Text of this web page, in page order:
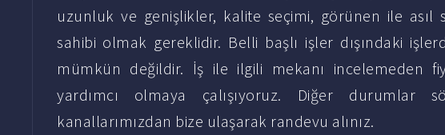
uzunluk ve genişlikler, kalite seçimi, görünen ile asıl
sahibi olmak gereklidir. Belli başlı işler dışındaki
mümkün değildir. İş ile ilgili mekanı incelemeden
yardımcı olmaya çalışıyoruz. Diğer durumlar
kanallarımızdan bize ulaşarak randevu alınız.